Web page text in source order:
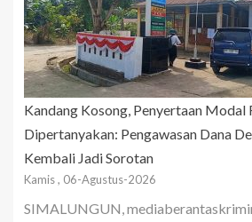
Kandang Kosong, Penyertaan Modal
Dipertanyakan: Pengawasan Dana
Kembali Jadi Sorotan
Kamis , 06-Agustus-2026
SIMALUNGUN,